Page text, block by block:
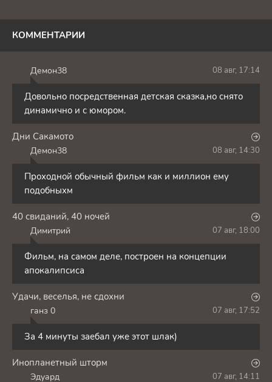
КОММЕНТАРИИ
Демон38 08 авг, 17:14
Довольно посредственная детская сказка,но снято
динамично и с юмором.
Дни Сакамото
Демон38 08 авг, 14:30
Проходной обычный фильм как и миллион ему
подобныхм
40 свиданий, 40 ночей
Димитрий 07 авг, 18:00
Фильм, на самом деле, построен на концепции
апокалипсиса
Удачи, веселья, не сдохни
ганз 0 07 авг, 17:52
За 4 минуты заебал уже этот шлак)
Инопланетный шторм
Эдуард 07 авг, 14:11